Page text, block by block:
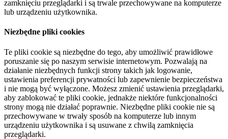
zamknięciu przeglądarki i są trwale przechowywane na komputerze
lub urządzeniu użytkownika.
Niezbędne pliki cookies
Te pliki cookie są niezbędne do tego, aby umożliwić prawidłowe
poruszanie się po naszym serwisie internetowym. Pozwalają na
działanie niezbędnych funkcji strony takich jak logowanie,
ustawienia preferencji prywatności lub zapewnienie bezpieczeństwa
i nie mogą być wyłączone. Możesz zmienić ustawienia przeglądarki,
aby zablokować te pliki cookie, jednakże niektóre funkcjonalności
strony mogą nie działać poprawnie. Niezbędne pliki cookie nie są
przechowywane w trwały sposób na komputerze lub innym
urządzeniu użytkownika i są usuwane z chwilą zamknięcia
przeglądarki.